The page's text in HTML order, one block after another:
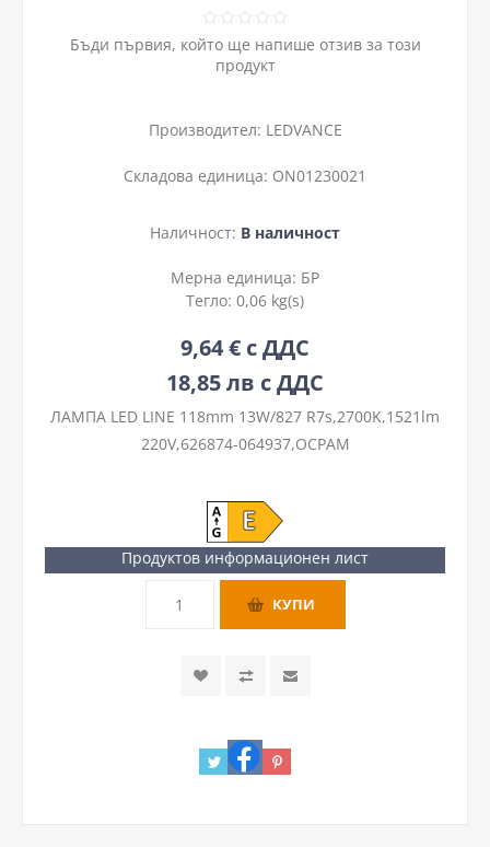
Бъди първия, който ще напише отзив за този
продукт
Производител: LEDVANCE
Складова единица: ON01230021
Наличност: В наличност
Мерна единица: БР
Тегло: 0,06 kg(s)
9,64 € с ДДС
18,85 лв с ДДС
ЛАМПА LED LINE 118mm 13W/827 R7s,2700K,1521lm
220V,626874-064937,ОСРАМ
Продуктов информационен лист